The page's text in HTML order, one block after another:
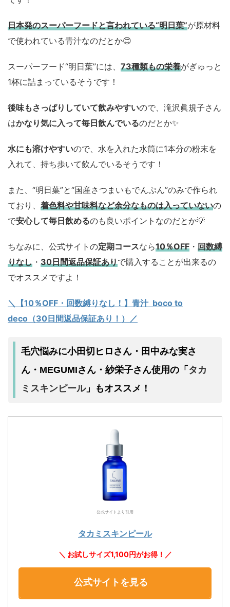
日本発のスーパーフードと言われている“明日葉”が原材料
で使われている青汁なのだとか😊
スーパーフード“明日葉”には、 73種類もの栄養がぎゅっと
1杯に詰まっているそうです！
後味もさっぱりしていて飲みやすいので、滝沢眞規子さん
はかなり気に入って毎日飲んでいるのだとか✨
水にも溶けやすいので、水を入れた水筒に1本分の粉末を
入れて、持ち歩いて飲んでいるそうです！
また、“明日葉”と“国産さつまいもでんぷん”のみで作られ
ており、 着色料や甘味料など余分なものは入っていないの
で安心して毎日飲めるのも良いポイントなのだとか💡
ちなみに、公式サイトの定期コースなら10％OFF ・ 回数縛
りなし ・ 30日間返品保証ありで購入することが出来るの
でオススメですよ！
＼【10％OFF・回数縛りなし！】青汁 boco to
deco（30日間返品保証あり！）／
毛穴悩みに小田切ヒロさん・田中みな実さ
ん・MEGUMIさん・紗栄子さん使用の「 タカ
ミスキンピール」もオススメ！
公式サイトより引用
タカミスキンピール
＼ お試しサイズ1,100円がお得！／
公式サイトを見る